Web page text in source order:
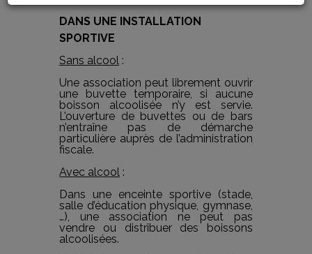
DANS UNE INSTALLATION
SPORTIVE
Sans alcool :
Une association peut librement ouvrir
une buvette temporaire, si aucune
boisson alcoolisée n’y est servie.
L’ouverture de buvettes ou de bars
n’entraîne pas de démarche
particulière auprès de l’administration
fiscale.
Avec alcool :
Dans une enceinte sportive (stade,
salle d’éducation physique, gymnase,
…), une association ne peut pas
vendre ou distribuer des boissons
alcoolisées.